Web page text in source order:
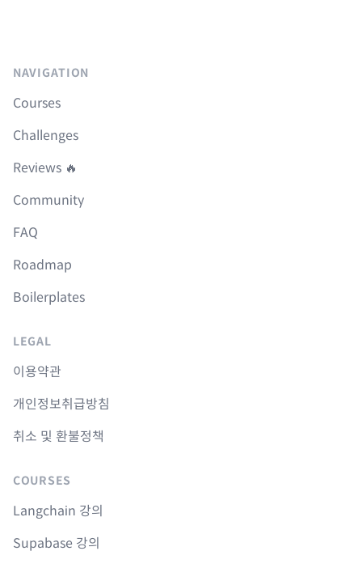
NAVIGATION
Courses
Challenges
Reviews 🔥
Community
FAQ
Roadmap
Boilerplates
LEGAL
이용약관
개인정보취급방침
취소 및 환불정책
COURSES
Langchain 강의
Supabase 강의